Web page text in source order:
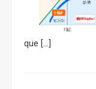
que […]